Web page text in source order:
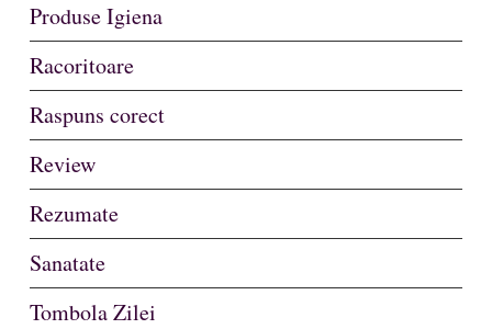
Produse Igiena
Racoritoare
Raspuns corect
Review
Rezumate
Sanatate
Tombola Zilei